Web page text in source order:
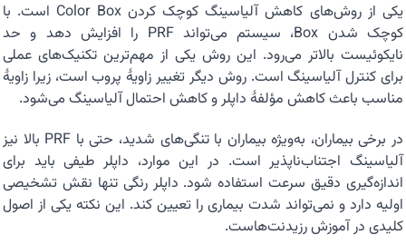
یکی از روش‌های کاهش آلیاسینگ کوچک کردن Color Box است. با
کوچک شدن Box، سیستم می‌تواند PRF را افزایش دهد و حد
نایکوئیست بالاتر می‌رود. این روش یکی از مهم‌ترین تکنیک‌های عملی
برای کنترل آلیاسینگ است. روش دیگر تغییر زاویهٔ پروب است، زیرا زاویهٔ
مناسب باعث کاهش مؤلفهٔ داپلر و کاهش احتمال آلیاسینگ می‌شود.
در برخی بیماران، به‌ویژه بیماران با تنگی‌های شدید، حتی با PRF بالا نیز
آلیاسینگ اجتناب‌ناپذیر است. در این موارد، داپلر طیفی باید برای
اندازه‌گیری دقیق سرعت استفاده شود. داپلر رنگی تنها نقش تشخیصی
اولیه دارد و نمی‌تواند شدت بیماری را تعیین کند. این نکته یکی از اصول
کلیدی در آموزش رزیدنت‌هاست.